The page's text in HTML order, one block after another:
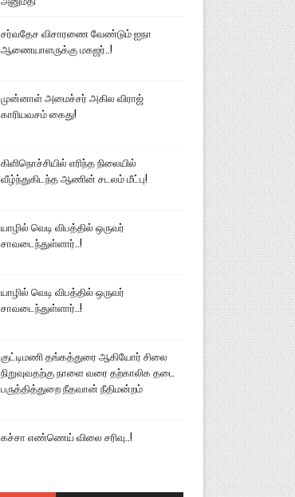
சர்வதேச விசாரணை வேண்டும் ஐநா
ஆணையாளருக்கு மகஜர்..!
முன்னாள் அமைச்சர் அகில விராஜ்
காரியவசம் கைது!
கிளிநொச்சியில் எரிந்த நிலையில்
வீழ்ந்துகிடந்த ஆணின் சடலம் மீட்பு!
யாழில் வெடி விபத்தில் ஒருவர்
சாவடைந்துள்ளார்..!
யாழில் வெடி விபத்தில் ஒருவர்
சாவடைந்துள்ளார்..!
குட்டிமணி தங்கத்துரை ஆகியோர் சிலை
நிறுவுவதற்கு நாளை வரை தற்காலிக தடை
பருத்தித்துறை நீதவான் நீதிமன்றம்
கச்சா எண்ணெய் விலை சரிவு..!